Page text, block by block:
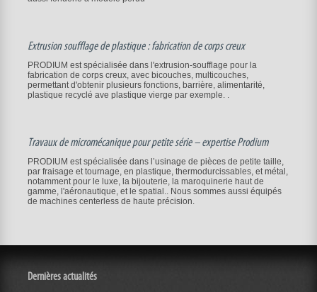
Extrusion soufflage de plastique : fabrication de corps creux
PRODIUM est spécialisée dans l'extrusion-soufflage pour la
fabrication de corps creux, avec bicouches, multicouches,
permettant d'obtenir plusieurs fonctions, barrière, alimentarité,
plastique recyclé ave plastique vierge par exemple. .
Travaux de micromécanique pour petite série – expertise Prodium
PRODIUM est spécialisée dans l’usinage de pièces de petite taille,
par fraisage et tournage, en plastique, thermodurcissables, et métal,
notamment pour le luxe, la bijouterie, la maroquinerie haut de
gamme, l'aéronautique, et le spatial.. Nous sommes aussi équipés
de machines centerless de haute précision.
Dernières actualités